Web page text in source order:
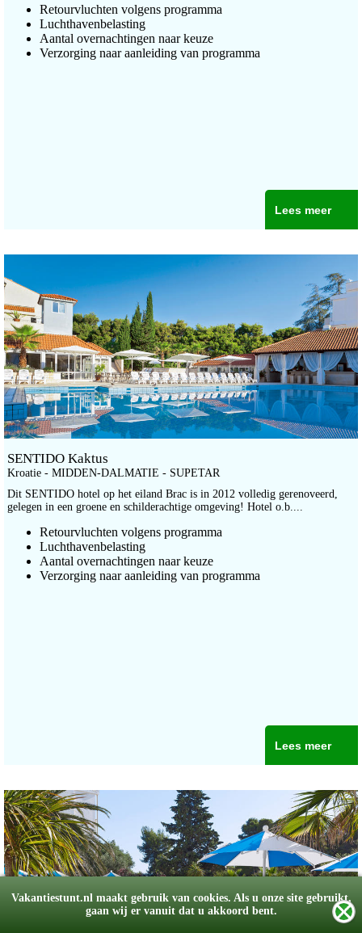
Vakantiestunt.nl maakt gebruik van cookies. Als u onze site gebruikt,
gaan wij er vanuit dat u akkoord bent.
Retourvluchten volgens programma
Luchthavenbelasting
Aantal overnachtingen naar keuze
Verzorging naar aanleiding van programma
Lees meer
SENTIDO Kaktus
Kroatie - MIDDEN-DALMATIE - SUPETAR
Dit SENTIDO hotel op het eiland Brac is in 2012 volledig gerenoveerd,
gelegen in een groene en schilderachtige omgeving! Hotel o.b....
Retourvluchten volgens programma
Luchthavenbelasting
Aantal overnachtingen naar keuze
Verzorging naar aanleiding van programma
Lees meer